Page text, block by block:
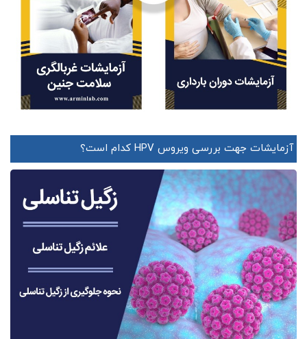
آزمایشات جهت بررسی ویروس HPV کدام است؟